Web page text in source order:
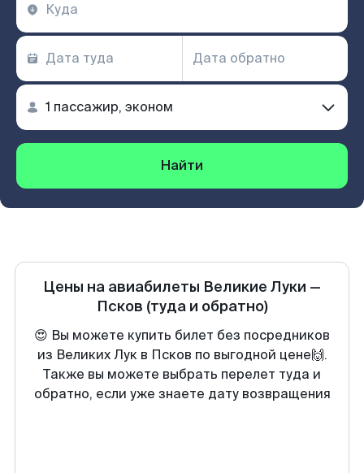
Найти
Цены на авиабилеты Великие Луки —
Псков (туда и обратно)
😍 Вы можете купить билет без посредников
из Великих Лук в Псков по выгодной цене🙌.
Также вы можете выбрать перелет туда и
обратно, если уже знаете дату возвращения